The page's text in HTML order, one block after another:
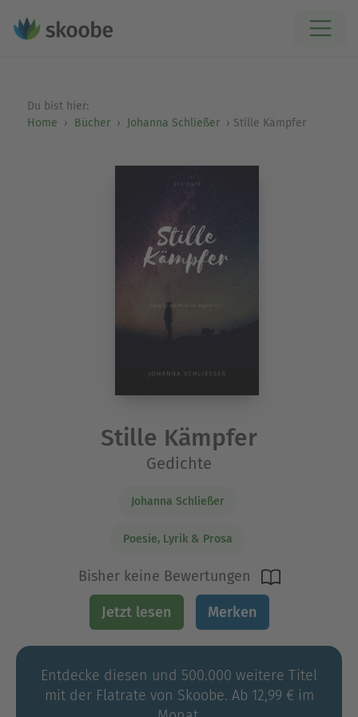
Du bist hier:
Home
Bücher Johanna Schließer Stille Kämpfer
Stille Kämpfer
Gedichte
Johanna Schließer
Poesie, Lyrik & Prosa
Bisher keine Bewertungen
Jetzt lesen Merken
Entdecke diesen und 500.000 weitere Titel
mit der Flatrate von Skoobe. Ab 12,99 € im